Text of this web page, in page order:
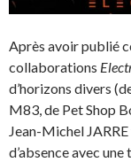
Après avoir publié
collaborations
d’horizons divers
M83, de Pet Shop
Jean-Michel
d’absence avec